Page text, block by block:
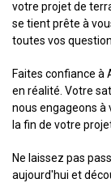
votre projet de
se tient prête à
toutes vos
Faites confiance à
en réalité. Votre
nous engageons à
la fin de votre
Ne laissez pas
aujourd'hui et